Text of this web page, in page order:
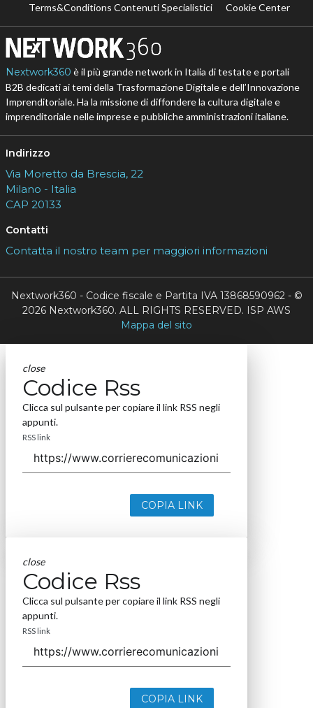
Terms&Conditions Contenuti Specialistici
Cookie Center
Nextwork360 è il più grande network in Italia di testate e portali
B2B dedicati ai temi della Trasformazione Digitale e dell’Innovazione
Imprenditoriale. Ha la missione di diffondere la cultura digitale e
imprenditoriale nelle imprese e pubbliche amministrazioni italiane.
Indirizzo
Via Moretto da Brescia, 22
Milano - Italia
CAP 20133
Contatti
Contatta il nostro team per maggiori informazioni
Nextwork360 - Codice fiscale e Partita IVA 13868590962 - ©
2026 Nextwork360. ALL RIGHTS RESERVED. ISP AWS
Mappa del sito
close
Codice Rss
Clicca sul pulsante per copiare il link RSS negli
appunti.
RSS link
COPIA LINK
close
Codice Rss
Clicca sul pulsante per copiare il link RSS negli
appunti.
RSS link
COPIA LINK